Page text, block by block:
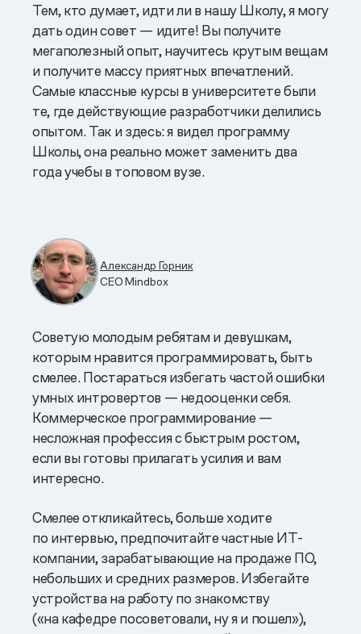
Тем, кто думает, идти ли в нашу Школу, я могу
дать один совет — идите! Вы получите
мегаполезный опыт, научитесь крутым вещам
и получите массу приятных впечатлений.
Самые классные курсы в университете были
те, где действующие разработчики делились
опытом. Так и здесь: я видел программу
Школы, она реально может заменить два
года учебы в топовом вузе.
Александр Горник
CEO Mindbox
Советую молодым ребятам и девушкам,
которым нравится программировать, быть
смелее. Постараться избегать частой ошибки
умных интровертов — недооценки себя.
Коммерческое программирование —
несложная профессия с быстрым ростом,
если вы готовы прилагать усилия и вам
интересно.
Смелее откликайтесь, больше ходите
по интервью, предпочитайте частные ИТ-
компании, зарабатывающие на продаже ПО,
небольших и средних размеров. Избегайте
устройства на работу по знакомству
(«на кафедре посоветовали, ну я и пошел»),